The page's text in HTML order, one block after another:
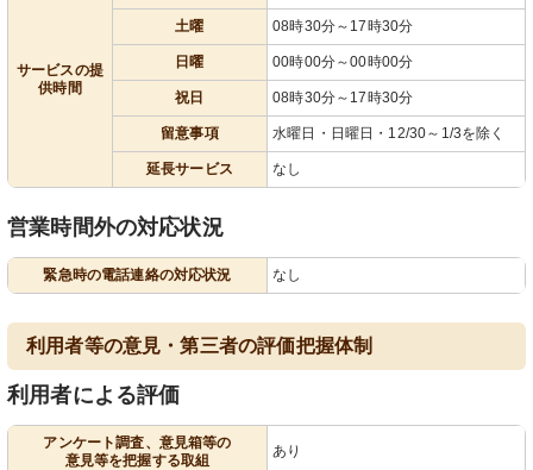
サービスの提
供時間
土曜 08時30分～17時30分
日曜 00時00分～00時00分
祝日 08時30分～17時30分
留意事項 水曜日・日曜日・12/30～1/3を除く
延長サービス なし
営業時間外の対応状況
緊急時の電話連絡の対応状況 なし
利用者等の意見・第三者の評価把握体制
利用者による評価
アンケート調査、意見箱等の
意見等を把握する取組
あり